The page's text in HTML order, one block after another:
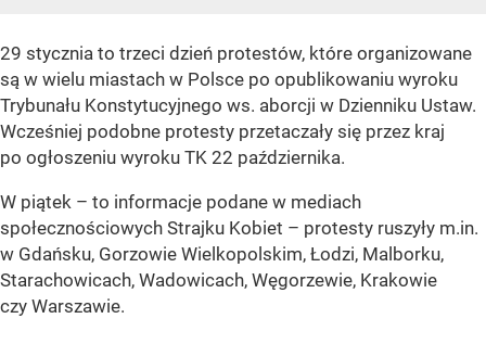
29 stycznia to trzeci dzień protestów, które organizowane
są w wielu miastach w Polsce po opublikowaniu wyroku
Trybunału Konstytucyjnego ws. aborcji w Dzienniku Ustaw.
Wcześniej podobne protesty przetaczały się przez kraj
po ogłoszeniu wyroku TK 22 października.
W piątek – to informacje podane w mediach
społecznościowych Strajku Kobiet – protesty ruszyły m.in.
w Gdańsku, Gorzowie Wielkopolskim, Łodzi, Malborku,
Starachowicach, Wadowicach, Węgorzewie, Krakowie
czy Warszawie.